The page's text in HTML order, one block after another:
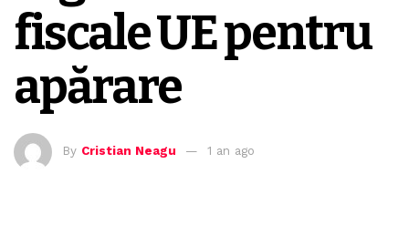
fiscale UE pentru
apărare
By Cristian Neagu 1 an ago